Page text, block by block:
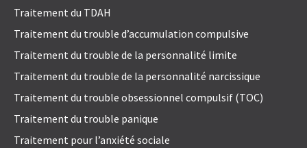
Traitement du TDAH
Traitement du trouble d’accumulation compulsive
Traitement du trouble de la personnalité limite
Traitement du trouble de la personnalité narcissique
Traitement du trouble obsessionnel compulsif (TOC)
Traitement du trouble panique
Traitement pour l’anxiété sociale